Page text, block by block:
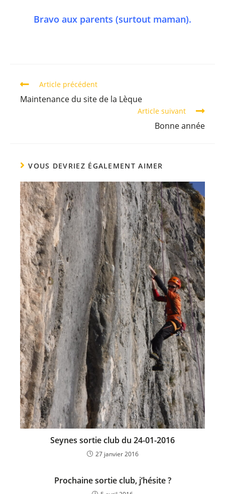
Bravo aux parents (surtout maman).
Article précédent
Maintenance du site de la Lèque
Article suivant
Bonne année
VOUS DEVRIEZ ÉGALEMENT AIMER
Seynes sortie club du 24-01-2016
27 janvier 2016
Prochaine sortie club, j’hésite ?